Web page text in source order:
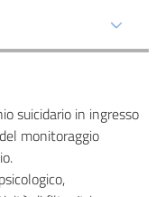
suicidario in ingresso
monitoraggio